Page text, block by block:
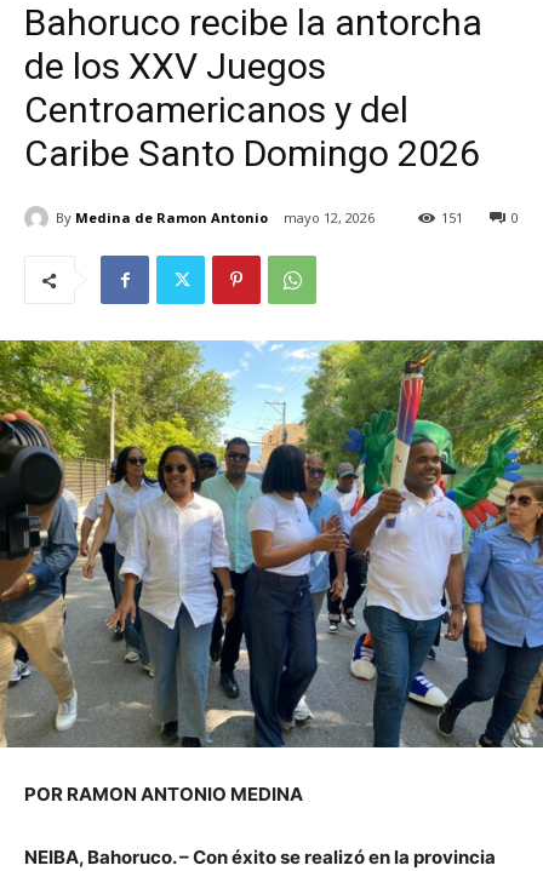
Bahoruco recibe la antorcha
de los XXV Juegos
Centroamericanos y del
Caribe Santo Domingo 2026
By Medina de Ramon Antonio mayo 12, 2026 0
151
POR RAMON ANTONIO MEDINA
NEIBA, Bahoruco. – Con éxito se realizó en la provincia